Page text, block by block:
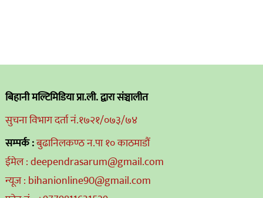
बिहानी मल्टिमिडिया प्रा.ली. द्वारा संञ्चालीत
सुचना विभाग दर्ता नं.१७२१/०७३/७४
सम्पर्क :बुढानिलकण्ठ न.पा १० काठमाडौं
ईमेल : deependrasarum@gmail.com
न्यूज : bihanionline90@gmail.com